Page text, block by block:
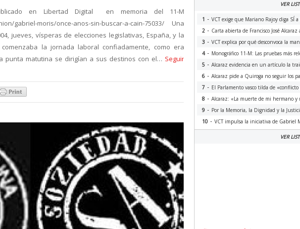
en Libertad Digital en memoria del 11-M
gabriel-moris/once-anos-sin-buscar-a-cain-75033/ Una
jueves, vísperas de elecciones legislativas, España, y la
la jornada laboral confiadamente, como era
punta matutina se dirigían a sus destinos con el… Seguir
VER
1 - VCT exige que Mariano Rajoy diga SÍ
2 - Carta abierta de Francisco José
3 - VCT explica por qué desconvoca la
4- Monográfico 11-M: Las pruebas más
5 - Alcaraz evidencia en un artículo la
6 - Alcaraz pide a Quiroga no seguir los
7 - El Parlamento vasco tilda de
8 - Alcaraz: «La muerte de mi hermano y
9 - Por la Memoria, la Dignidad y la
10 - VCT impulsa la iniciativa de Gabriel
VER